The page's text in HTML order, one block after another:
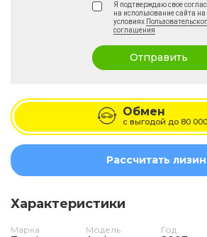
Я подтверждаю свое
на использование сайта на
условиях
соглашения
Отправить
Обмен
с выгодой до 80
Рассчитать
Характеристики
Марка Модель Год